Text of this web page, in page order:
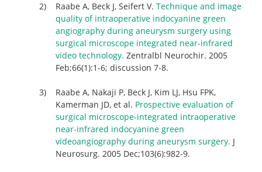
Raabe A, Beck J, Seifert V. Technique and image
quality of intraoperative indocyanine green
angiography during aneurysm surgery using
surgical microscope integrated near-infrared
video technology. Zentralbl Neurochir. 2005
Feb;66(1):1-6; discussion 7-8.
Raabe A, Nakaji P, Beck J, Kim LJ, Hsu FPK,
Kamerman JD, et al. Prospective evaluation of
surgical microscope-integrated intraoperative
near-infrared indocyanine green
videoangiography during aneurysm surgery. J
Neurosurg. 2005 Dec;103(6):982-9.